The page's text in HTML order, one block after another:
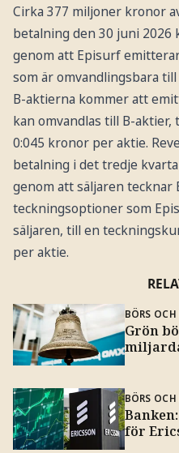
Cirka 377 miljoner kronor
betalning den 30 juni 2026
genom att Episurf
som är omvandlingsbara
B-aktierna kommer att
kan omvandlas till B-
0:045 kronor per aktie.
betalning i det tredje
genom att säljaren tecknar
teckningsoptioner som
säljaren, till en
per aktie.
BÖRS
Grön
BÖRS
för